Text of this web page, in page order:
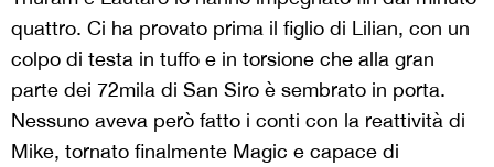
quattro. Ci ha provato prima il figlio di Lilian, con un
colpo di testa in tuffo e in torsione che alla gran
parte dei 72mila di San Siro è sembrato in porta.
Nessuno aveva però fatto i conti con la reattività di
Mike, tornato finalmente Magic e capace di